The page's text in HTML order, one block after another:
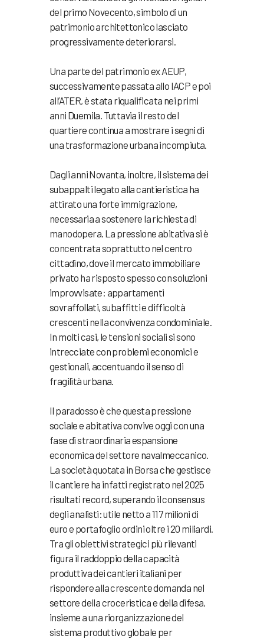
del primo Novecento, simbolo di un
patrimonio architettonico lasciato
progressivamente deteriorarsi.
Una parte del patrimonio ex AEUP,
successivamente passata allo IACP e poi
all’ATER, è stata riqualificata nei primi
anni Duemila. Tuttavia il resto del
quartiere continua a mostrare i segni di
una trasformazione urbana incompiuta.
Dagli anni Novanta, inoltre, il sistema dei
subappalti legato alla cantieristica ha
attirato una forte immigrazione,
necessaria a sostenere la richiesta di
manodopera. La pressione abitativa si è
concentrata soprattutto nel centro
cittadino, dove il mercato immobiliare
privato ha risposto spesso con soluzioni
improvvisate: appartamenti
sovraffollati, subaffitti e difficoltà
crescenti nella convivenza condominiale.
In molti casi, le tensioni sociali si sono
intrecciate con problemi economici e
gestionali, accentuando il senso di
fragilità urbana.
Il paradosso è che questa pressione
sociale e abitativa convive oggi con una
fase di straordinaria espansione
economica del settore navalmeccanico.
La società quotata in Borsa che gestisce
il cantiere ha infatti registrato nel 2025
risultati record, superando il consensus
degli analisti: utile netto a 117 milioni di
euro e portafoglio ordini oltre i 20 miliardi.
Tra gli obiettivi strategici più rilevanti
figura il raddoppio della capacità
produttiva dei cantieri italiani per
rispondere alla crescente domanda nel
settore della croceristica e della difesa,
insieme a una riorganizzazione del
sistema produttivo globale per